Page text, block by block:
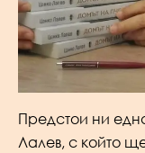
Предстои ни
Лалев, с който